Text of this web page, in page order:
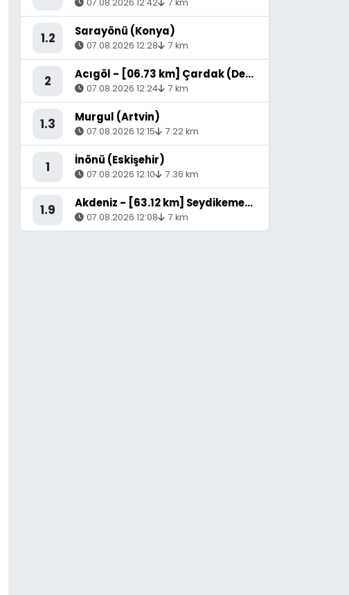
07.08.2026 12:42 7 km
1.2 Sarayönü (Konya)
07.08.2026 12:28 7 km
2 Acıgöl - [06.73 km] Çardak (Denizli)
07.08.2026 12:24 7 km
1.3 Murgul (Artvin)
07.08.2026 12:15 7.22 km
1 İnönü (Eskişehir)
07.08.2026 12:10 7.36 km
1.9 Akdeniz - [63.12 km] Seydikemer (Muğla)
07.08.2026 12:08 7 km